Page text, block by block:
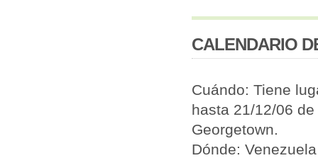
CALENDARIO
Cuándo: Tiene
hasta 21/12/06
Georgetown.
Dónde: